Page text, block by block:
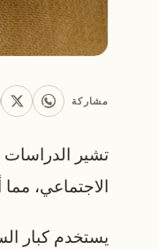
مشاركة
تشير الدراسات
الاجتماعي،
يستخدم كبار